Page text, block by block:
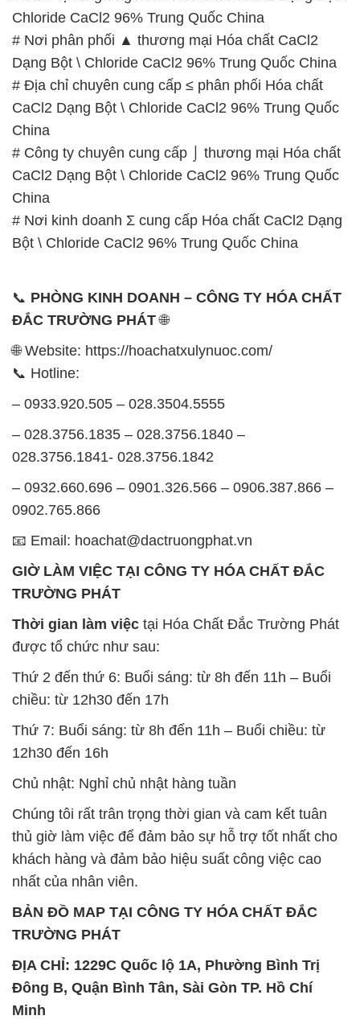
CaCl2 Dạng Bột \ Chloride CaCl2 96% Trung Quốc
China
# Công ty chuyên cung cấp ⌡ thương mại Hóa chất
CaCl2 Dạng Bột \ Chloride CaCl2 96% Trung Quốc
China
# Nơi kinh doanh Σ cung cấp Hóa chất CaCl2 Dạng
Bột \ Chloride CaCl2 96% Trung Quốc China
📞PHÒNG KINH DOANH – CÔNG TY HÓA CHẤT
ĐẮC TRƯỜNG PHÁT🌐
🌐 Website: https://hoachatxulynuoc.com/
– 0933.920.505 – 028.3504.5555
028.3756.1841- 028.3756.1842
0902.765.866
📧 Email: hoachat@dactruongphat.vn
TRƯỜNG PHÁT
được tổ chức như sau:
Thứ 2 đến thứ 6: Buổi sáng: từ 8h đến 11h – Buổi
chiều: từ 12h30 đến 17h
Thứ 7: Buổi sáng: từ 8h đến 11h – Buổi chiều: từ
12h30 đến 16h
Chủ nhật: Nghỉ chủ nhật hàng tuần
thủ giờ làm việc để đảm bảo sự hỗ trợ tốt nhất cho
khách hàng và đảm bảo hiệu suất công việc cao
nhất của nhân viên.
BẢN ĐỒ MAP TẠI CÔNG TY HÓA CHẤT ĐẮC
TRƯỜNG PHÁT
ĐỊA CHỈ: 1229C Quốc lộ 1A, Phường Bình Trị
Đông B, Quận Bình Tân, Sài Gòn TP. Hồ Chí
Minh